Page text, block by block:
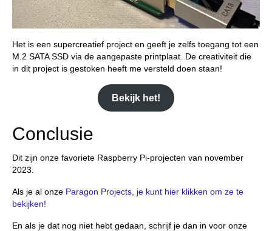
Het is een supercreatief project en geeft je zelfs toegang tot een
M.2 SATA SSD via de aangepaste printplaat. De creativiteit die
in dit project is gestoken heeft me versteld doen staan!
Bekijk het!
Conclusie
Dit zijn onze favoriete Raspberry Pi-projecten van november
2023.
Als je al onze Paragon Projects, je kunt hier klikken om ze te
bekijken!
En als je dat nog niet hebt gedaan, schrijf je dan in voor onze